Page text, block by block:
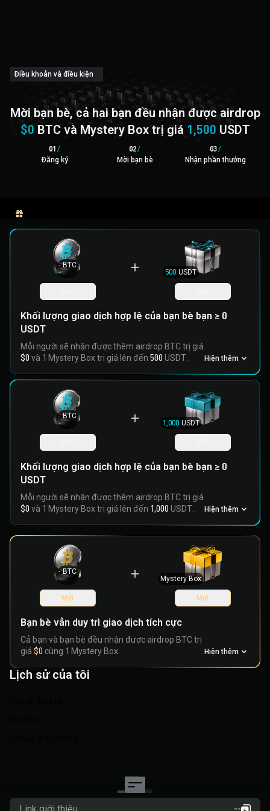
Mời bạn bè, cả hai bạn đều nhận được airdrop
$0 BTC và Mystery Box trị giá 1,500 USDT
01 /
Đăng ký
02/
Mời bạn bè
03/
Nhận phần thưởng
‌Điều khoản và điều kiện
Khối lượng giao dịch hợp lệ của bạn bè bạn ≥ 0
USDT
Mỗi người sẽ nhận được thêm airdrop BTC trị giá
$0 và 1 Mystery Box trị giá lên đến 500 USDT. Hiện thêm
-
-
BTC
500 USDT
Khối lượng giao dịch hợp lệ của bạn bè bạn ≥ 0
USDT
Mỗi người sẽ nhận được thêm airdrop BTC trị giá
$0 và 1 Mystery Box trị giá lên đến 1,000 USDT. Hiện thêm
-
-
BTC
1,000 USDT
Bạn bè vẫn duy trì giao dịch tích cực
Cả bạn và bạn bè đều nhận được airdrop BTC trị
giá $0 cùng 1 Mystery Box. Hiện thêm
-
-
BTC
Mời
Mystery Box
Mời
Lịch sử của tôi